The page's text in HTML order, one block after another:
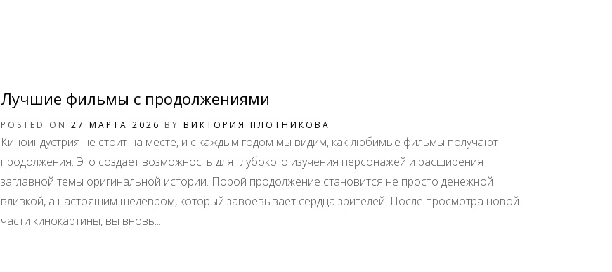
Лучшие фильмы с продолжениями
POSTED ON 27 МАРТА 2026 BY ВИКТОРИЯ ПЛОТНИКОВА
Киноиндустрия не стоит на месте, и с каждым годом мы видим, как любимые фильмы получают
продолжения. Это создает возможность для глубокого изучения персонажей и расширения
заглавной темы оригинальной истории. Порой продолжение становится не просто денежной
вливкой, а настоящим шедевром, который завоевывает сердца зрителей. После просмотра новой
части кинокартины, вы вновь...